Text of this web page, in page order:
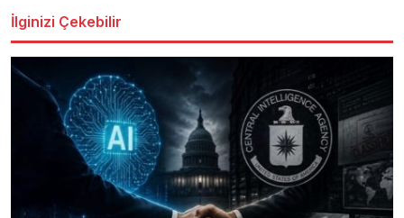
İlginizi Çekebilir